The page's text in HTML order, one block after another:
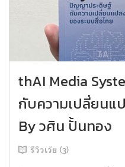
thAI Media
กับความเปลี่ยนแ
By วศิน ปั้นทอง
รีวิวเว้ย (3)